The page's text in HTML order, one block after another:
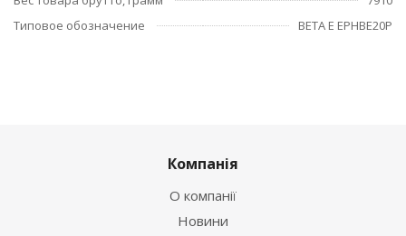
Типовое обозначение
BETA Е EPHBE20P
Компанія
О компанії
Новини